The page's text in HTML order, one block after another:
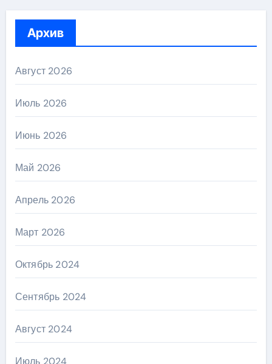
Архив
Август 2026
Июль 2026
Июнь 2026
Май 2026
Апрель 2026
Март 2026
Октябрь 2024
Сентябрь 2024
Август 2024
Июль 2024